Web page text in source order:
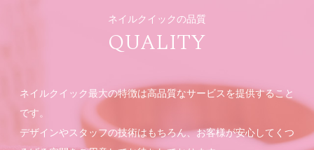
ネイルクイックの品質
QUALITY
ネイルクイック最大の特徴は高品質なサービスを提供すること
です。
デザインやスタッフの技術はもちろん、お客様が安心してくつ